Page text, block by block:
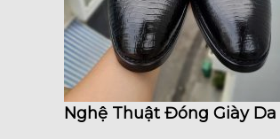
Nghệ Thuật Đóng Giày